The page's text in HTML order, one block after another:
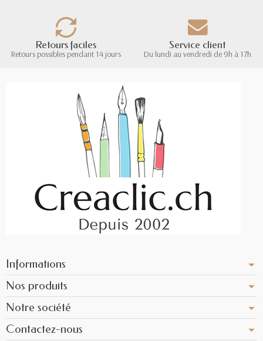
Retours faciles
Retours possibles pendant 14 jours
Service client
Du lundi au vendredi de 9h à 17h
Informations
Nos produits
Notre société
Contactez-nous